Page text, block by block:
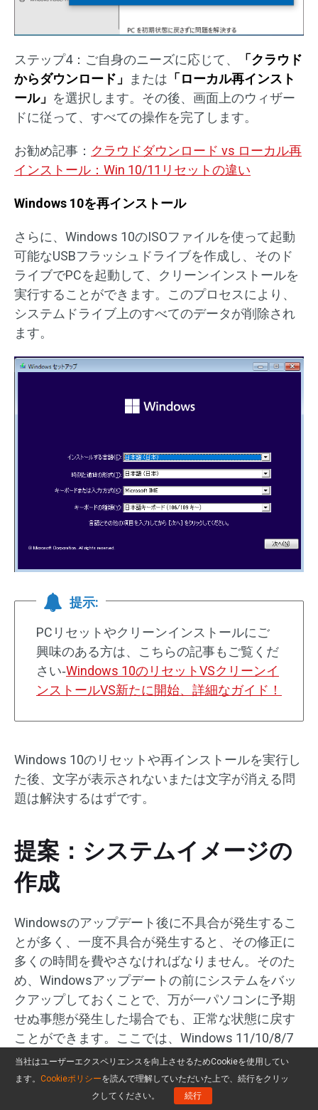
ステップ4：ご自身のニーズに応じて、
「クラウド
からダウンロード」
または 「ローカル再インスト
ール」 を選択します。その後、画面上のウィザー
ドに従って、すべての操作を完了します。
お勧め記事： クラウドダウンロード vs ローカル再
インストール：Win 10/11リセットの違い
Windows 10を再インストール
さらに、Windows 10のISOファイルを使って起動
可能なUSBフラッシュドライブを作成し、そのド
ライブでPCを起動して、クリーンインストールを
実行することができます。このプロセスにより、
システムドライブ上のすべてのデータが削除され
ます。
提示:
PCリセットやクリーンインストールにご
興味のある方は、こちらの記事もご覧くだ
さい‐Windows 10のリセットVSクリーンイ
ンストールVS新たに開始、詳細なガイド！
Windows 10のリセットや再インストールを実行し
た後、文字が表示されないまたは文字が消える問
題は解決するはずです。
提案：システムイメージの
作成
Windowsのアップデート後に不具合が発生するこ
とが多く、一度不具合が発生すると、その修正に
多くの時間を費やさなければなりません。そのた
め、Windowsアップデートの前にシステムをバッ
クアップしておくことで、万が一パソコンに予期
せぬ事態が発生した場合でも、正常な状態に戻す
ことができます。ここでは、Windows 11/10/8/7
のシステムイメージを簡単に作成できるMiniTool
ShadowMakerがお勧めです。
当社はユーザーエクスペリエンスを向上させるためCookieを使用してい
ます。 Cookieポリシーを読んで理解していただいた上で、続行をクリッ
クしてください。
続行